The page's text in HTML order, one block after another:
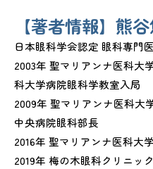
【著者情報】熊
日本眼科学会認定 眼科専門医
2003年 聖マリアンナ医科大
科大学病院眼科学教室入局
2009年 聖マリアンナ医科大
中央病院眼科部長
2016年 聖マリアンナ医科大
2019年 梅の木眼科クリニッ